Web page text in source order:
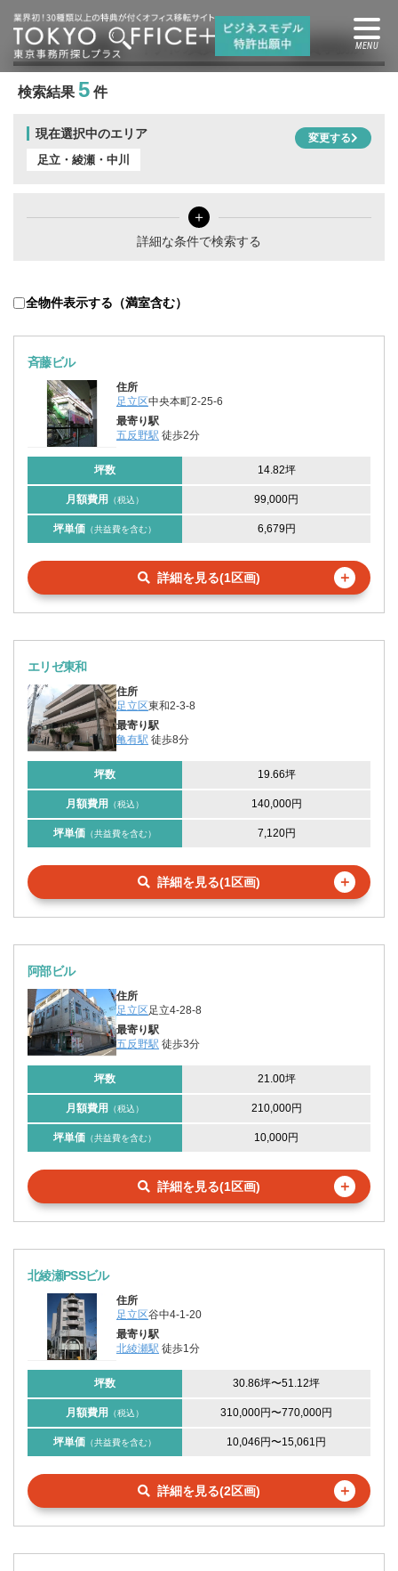
足立・綾瀬・中川の賃貸オフィス・賃貸事務所
検索結果 5 件
現在選択中のエリア
足立・綾瀬・中川
変更する
＋
詳細な条件で検索する
全物件表示する（満室含む）
斉藤ビル
住所
足立区中央本町2-25-6
最寄り駅
五反野駅 徒歩2分
坪数 14.82坪
月額費用 （税込） 99,000円
坪単価 （共益費を含む） 6,679円
詳細を見る(1区画) ＋
エリゼ東和
住所
足立区東和2-3-8
最寄り駅
亀有駅 徒歩8分
坪数 19.66坪
月額費用 （税込） 140,000円
坪単価 （共益費を含む） 7,120円
詳細を見る(1区画) ＋
阿部ビル
住所
足立区足立4-28-8
最寄り駅
五反野駅 徒歩3分
坪数 21.00坪
月額費用 （税込） 210,000円
坪単価 （共益費を含む） 10,000円
詳細を見る(1区画) ＋
北綾瀬PSSビル
住所
足立区谷中4-1-20
最寄り駅
北綾瀬駅 徒歩1分
坪数 30.86坪〜51.12坪
月額費用 （税込） 310,000円〜770,000円
坪単価 （共益費を含む） 10,046円〜15,061円
詳細を見る(2区画) ＋